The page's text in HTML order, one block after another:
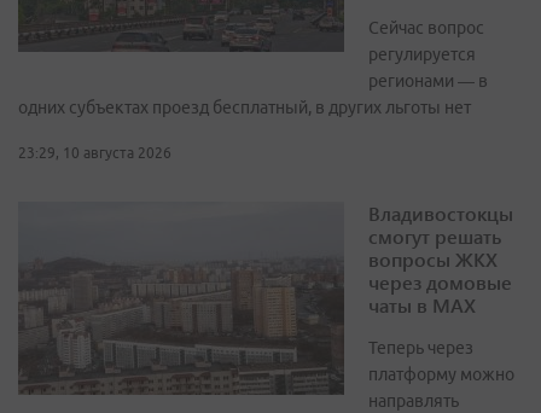
Сейчас вопрос
регулируется
регионами — в
одних субъектах проезд бесплатный, в других льготы нет
23:29, 10 августа 2026
Владивостокцы
смогут решать
вопросы ЖКХ
через домовые
чаты в МАХ
Теперь через
платформу можно
направлять